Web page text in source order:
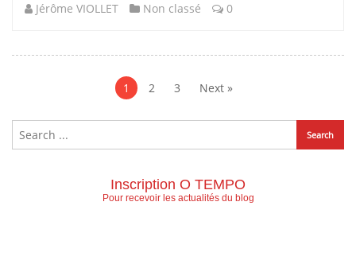
Jérôme VIOLLET Non classé 0
1 2 3 Next »
Inscription O TEMPO
Pour recevoir les actualités du blog